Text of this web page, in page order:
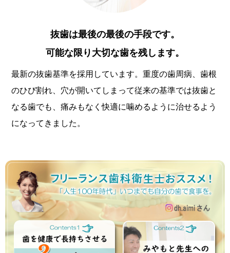
抜歯は最後の最後の手段です。
可能な限り大切な歯を残します。
最新の抜歯基準を採用しています。重度の歯周病、歯根
のひび割れ、穴が開いてしまって従来の基準では抜歯と
なる歯でも、痛みもなく快適に噛めるように治せるよう
になってきました。